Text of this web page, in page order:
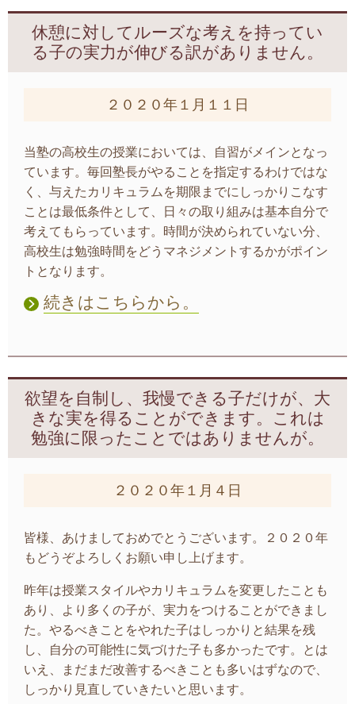
休憩に対してルーズな考えを持ってい
る子の実力が伸びる訳がありません。
２０２０年１月１１日
当塾の高校生の授業においては、自習がメインとなっ
ています。毎回塾長がやることを指定するわけではな
く、与えたカリキュラムを期限までにしっかりこなす
ことは最低条件として、日々の取り組みは基本自分で
考えてもらっています。時間が決められていない分、
高校生は勉強時間をどうマネジメントするかがポイン
トとなります。
続きはこちらから。
欲望を自制し、我慢できる子だけが、大
きな実を得ることができます。これは
勉強に限ったことではありませんが。
２０２０年１月４日
皆様、あけましておめでとうございます。２０２０年
もどうぞよろしくお願い申し上げます。
昨年は授業スタイルやカリキュラムを変更したことも
あり、より多くの子が、実力をつけることができまし
た。やるべきことをやれた子はしっかりと結果を残
し、自分の可能性に気づけた子も多かったです。とは
いえ、まだまだ改善するべきことも多いはずなので、
しっかり見直していきたいと思います。